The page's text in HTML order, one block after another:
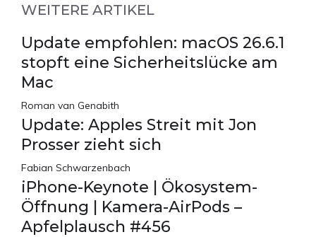
WEITERE ARTIKEL
Update empfohlen: macOS 26.6.1
stopft eine Sicherheitslücke am
Mac
Roman van Genabith
Update: Apples Streit mit Jon
Prosser zieht sich
Fabian Schwarzenbach
iPhone-Keynote | Ökosystem-
Öffnung | Kamera-AirPods –
Apfelplausch #456